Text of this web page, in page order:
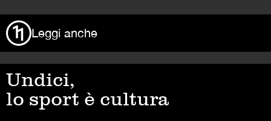
Leggi anche
Undici,
lo sport è cultura